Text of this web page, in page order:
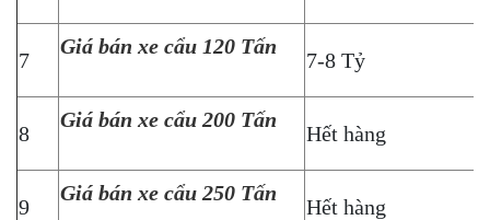
7
Giá bán xe cẩu 120 Tấn
7-8 Tỷ
8
Giá bán xe cẩu 200 Tấn
Hết hàng
9
Giá bán xe cẩu 250 Tấn
Hết hàng